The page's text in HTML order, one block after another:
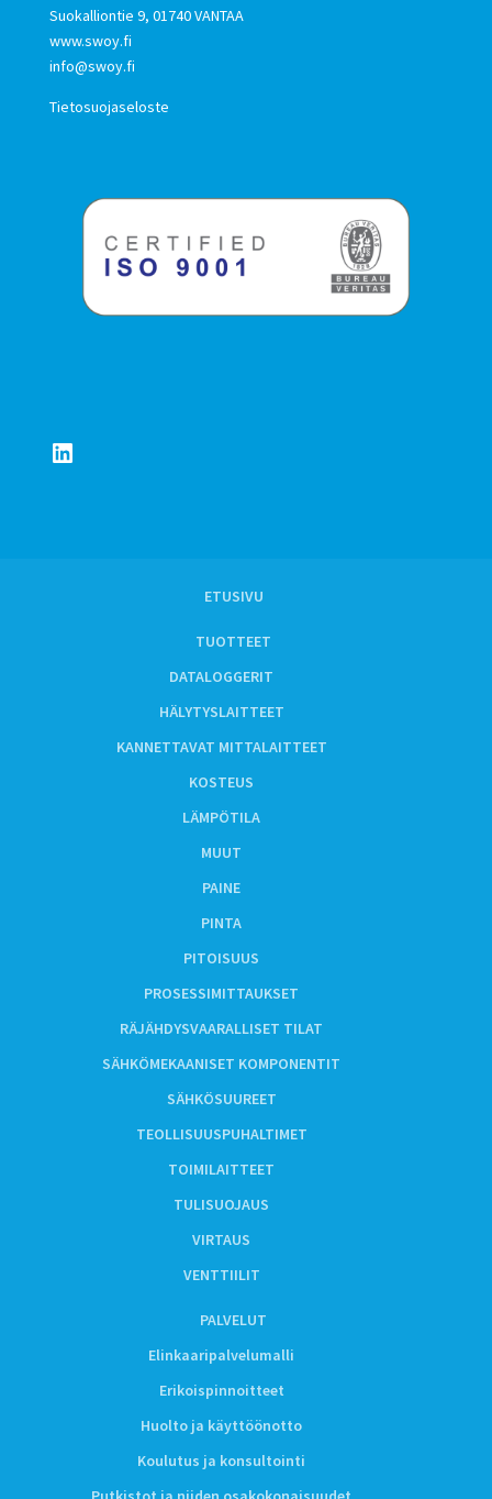
Suokalliontie 9, 01740 VANTAA
www.swoy.fi
info@swoy.fi
Tietosuojaseloste
LinkedIn
ETUSIVU
TUOTTEET
DATALOGGERIT
HÄLYTYSLAITTEET
KANNETTAVAT MITTALAITTEET
KOSTEUS
LÄMPÖTILA
MUUT
PAINE
PINTA
PITOISUUS
PROSESSIMITTAUKSET
RÄJÄHDYSVAARALLISET TILAT
SÄHKÖMEKAANISET KOMPONENTIT
SÄHKÖSUUREET
TEOLLISUUSPUHALTIMET
TOIMILAITTEET
TULISUOJAUS
VIRTAUS
VENTTIILIT
PALVELUT
Elinkaaripalvelumalli
Erikoispinnoitteet
Huolto ja käyttöönotto
Koulutus ja konsultointi